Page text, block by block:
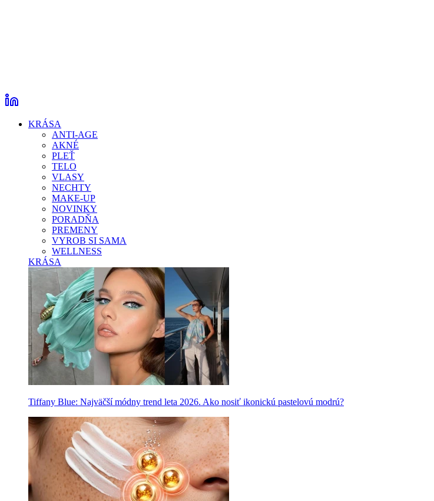
KRÁSA
ANTI-AGE
AKNÉ
PLEŤ
TELO
VLASY
NECHTY
MAKE-UP
NOVINKY
PORADŇA
PREMENY
VYROB SI SAMA
WELLNESS
KRÁSA
Tiffany Blue: Najväčší módny trend leta 2026. Ako nosiť ikonickú pastelovú modrú?